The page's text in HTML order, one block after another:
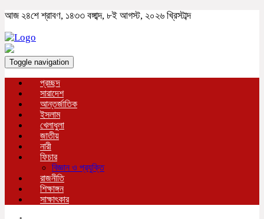
আজ ২৪শে শ্রাবণ, ১৪৩৩ বঙ্গাব্দ, ৮ই আগস্ট, ২০২৬ খ্রিস্টাব্দ
Toggle navigation
প্রচ্ছদ
সারাদেশ
আন্তর্জাতিক
ইসলাম
খেলাধুলা
জাতীয়
নারী
ফিচার
বিজ্ঞান ও প্রযুক্তি
রাজনীতি
শিক্ষাঙ্গন
সাক্ষাৎকার